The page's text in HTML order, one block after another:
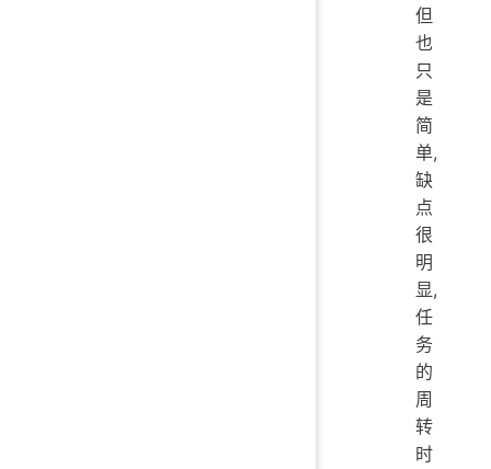
但
也
只
是
简
单,
缺
点
很
明
显,
任
务
的
周
转
时